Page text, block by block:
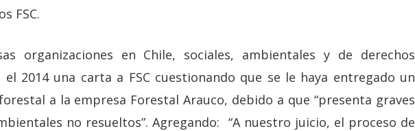
FSC.
organizaciones en Chile, sociales, ambientales y de derechos
2014 una carta a FSC cuestionando que se le haya entregado un
a la empresa Forestal Arauco, debido a que “presenta graves
no resueltos”. Agregando: “A nuestro juicio, el proceso de